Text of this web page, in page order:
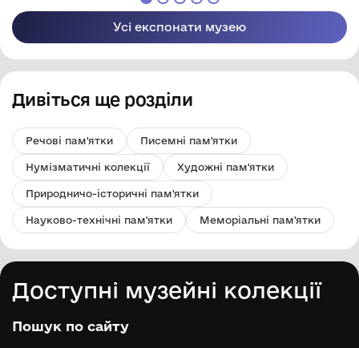
Усі експонати музею
Дивіться ще розділи
Речові пам'ятки Писемні пам'ятки
Нумізматичні колекції Художні пам'ятки
Природничо-історичні пам'ятки
Науково-технічні пам'ятки Меморіальні пам'ятки
Доступні музейні колекції
Пошук по сайту